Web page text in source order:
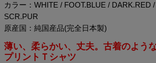
カラー：WHITE / FOOT.BLUE / DARK.RED
SCR.PUR
原産国：純国産品(完全日本製)
薄い、柔らかい、丈夫。古着のよう
プリントＴシャツ